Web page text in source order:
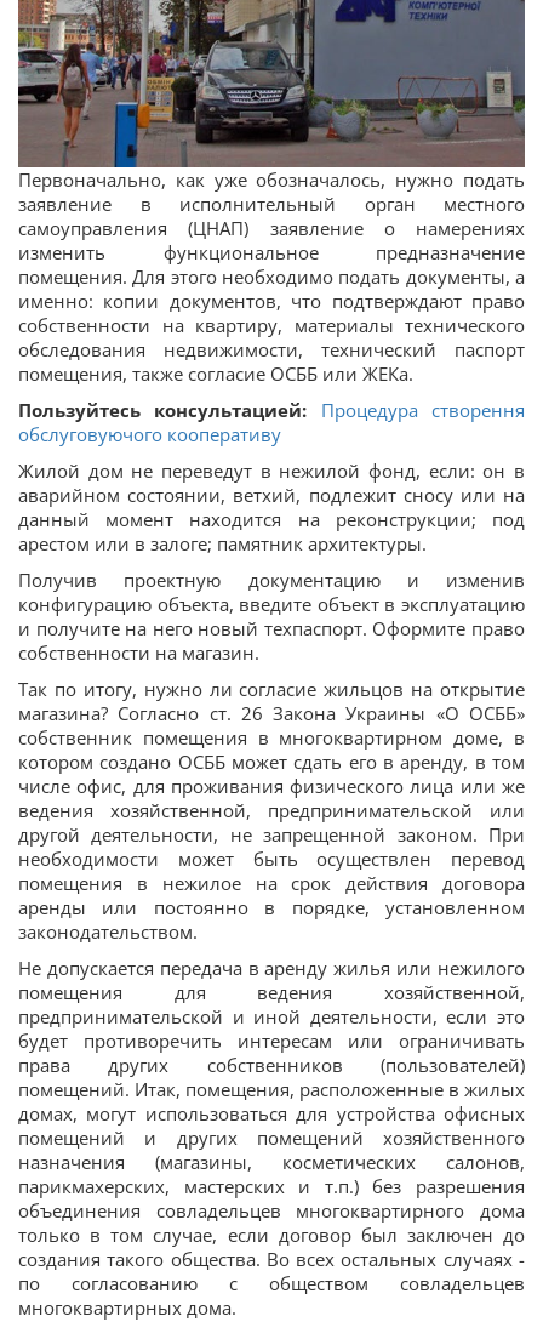
Первоначально, как уже обозначалось, нужно подать
заявление в исполнительный орган местного
самоуправления (ЦНАП) заявление о намерениях
изменить функциональное предназначение
помещения. Для этого необходимо подать документы, а
именно: копии документов, что подтверждают право
собственности на квартиру, материалы технического
обследования недвижимости, технический паспорт
помещения, также согласие ОСББ или ЖЕКа.
Пользуйтесь консультацией: Процедура створення
обслуговуючого кооперативу
Жилой дом не переведут в нежилой фонд, если: он в
аварийном состоянии, ветхий, подлежит сносу или на
данный момент находится на реконструкции; под
арестом или в залоге; памятник архитектуры.
Получив проектную документацию и изменив
конфигурацию объекта, введите объект в эксплуатацию
и получите на него новый техпаспорт. Оформите право
собственности на магазин.
Так по итогу, нужно ли согласие жильцов на открытие
магазина? Согласно ст. 26 Закона Украины «О ОСББ»
собственник помещения в многоквартирном доме, в
котором создано ОСББ может сдать его в аренду, в том
числе офис, для проживания физического лица или же
ведения хозяйственной, предпринимательской или
другой деятельности, не запрещенной законом. При
необходимости может быть осуществлен перевод
помещения в нежилое на срок действия договора
аренды или постоянно в порядке, установленном
законодательством.
Не допускается передача в аренду жилья или нежилого
помещения для ведения хозяйственной,
предпринимательской и иной деятельности, если это
будет противоречить интересам или ограничивать
права других собственников (пользователей)
помещений. Итак, помещения, расположенные в жилых
домах, могут использоваться для устройства офисных
помещений и других помещений хозяйственного
назначения (магазины, косметических салонов,
парикмахерских, мастерских и т.п.) без разрешения
объединения совладельцев многоквартирного дома
только в том случае, если договор был заключен до
создания такого общества. Во всех остальных случаях -
по согласованию с обществом совладельцев
многоквартирных дома.